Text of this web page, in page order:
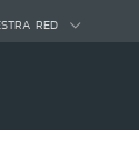
RED